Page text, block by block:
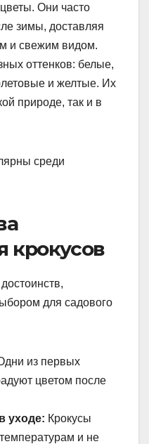
Они часто
зимы, доставляя
и свежим видом.
оттенков: белые,
и желтые. Их
природе, так и в
среди
крокусов
для садового
из первых
цветом после
уходе: Крокусы
и не